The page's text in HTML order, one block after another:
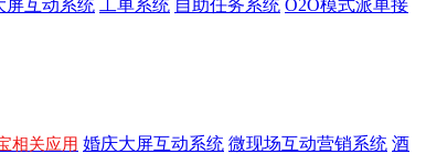
屏互动系统 工单系统 自助任务系统 O2O模式派单接
相关应用 婚庆大屏互动系统 微现场互动营销系统 酒